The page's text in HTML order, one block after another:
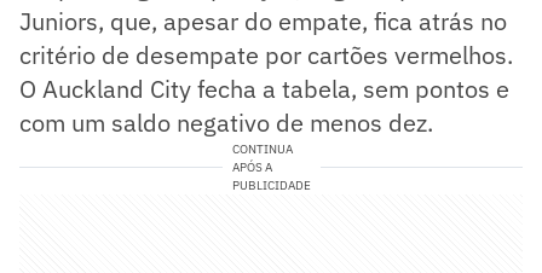
Juniors, que, apesar do empate, fica atrás no
critério de desempate por cartões vermelhos.
O Auckland City fecha a tabela, sem pontos e
com um saldo negativo de menos dez.
CONTINUA
APÓS A
PUBLICIDADE